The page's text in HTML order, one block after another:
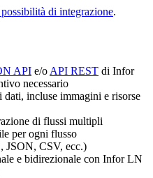
di integrazione.
API e/o API REST di Infor
necessario
incluse immagini e risorse
di flussi multipli
per ogni flusso
JSON, CSV, ecc.)
e bidirezionale con Infor LN